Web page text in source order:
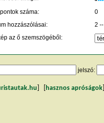
pontok száma:
0
hozzászólásai:
2 --
az ő szemszögéből:
jelszó:
hasznos apróságok